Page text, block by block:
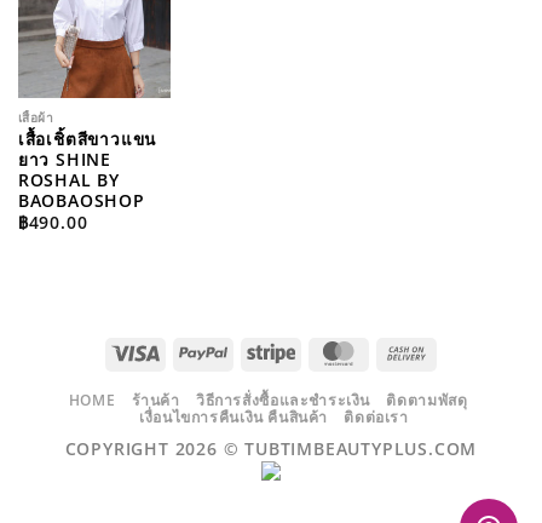
เสื้อผ้า
เสื้อเชิ้ตสีขาวแขน
ยาว SHINE
ROSHAL BY
BAOBAOSHOP
฿490.00
VISA PAYPALSTRIPE MASTERCARD
DELIVERY
HOME ร้านค้า วิธีการสั่งซื้อและชำระเงิน
ติดตามพัสดุ
เงื่อนไขการคืนเงิน คืนสินค้า
ติดต่อเรา
COPYRIGHT 2026 ©TUBTIMBEAUTYPLUS.COM